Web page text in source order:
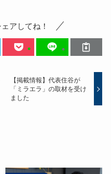
アしてね！
【掲載情報】代表住谷が
「ミラエラ」の取材を受け
ました